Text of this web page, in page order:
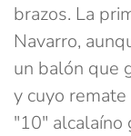
brazos. La
Navarro,
un balón que
y cuyo
"10" alcalaíno